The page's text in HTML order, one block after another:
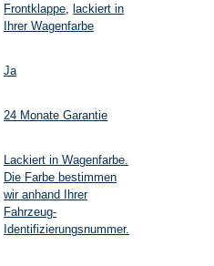
Frontklappe, lackiert in
Ihrer Wagenfarbe
Ja
24 Monate Garantie
Lackiert in Wagenfarbe.
Die Farbe bestimmen
wir anhand Ihrer
Fahrzeug-
Identifizierungsnummer.